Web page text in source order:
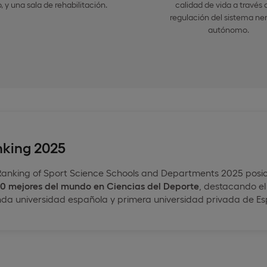
y una sala de rehabilitación.
calidad de vida a través
regulación del sistema
autónomo.
2025
of Sport Science Schools and Departments 2025
mejores del mundo en Ciencias del Deporte , destacando
universidad española y primera universidad privada de